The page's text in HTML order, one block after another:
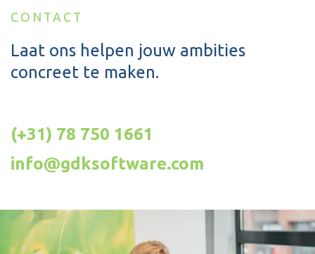
CONTACT
Laat ons helpen jouw ambities
concreet te maken.
(+31) 78 750 1661
info@gdksoftware.com